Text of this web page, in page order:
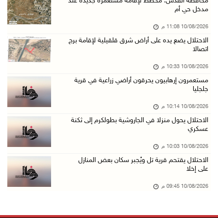
مستعمرون إرهابيون يواصلون حصار منزل في بلدة ق ...
10/آب/2026 07:45 م
مرضى يعودون لغزة بعد رحلة علاج بالضفة
10/آب/2026 07:22 م
مستعمرون إرهابيون يجرفون أراضي في سالم شرق نا ...
حمزة يبصر النور بعد استشهاد والدته
مستعمرون إرهابيون يعتدون على مواطنين وممتلكات ...
مدخل حي أم
10/08/2026 11:08 م
الاحتلال يضع يده على أراض شرق قلقيلية لإقامة برج
اتصالا
10/08/2026 10:33 م
مستعمرون إرهابيون يحرقون أراضي زراعية في قرية
جلجليا
10/08/2026 10:14 م
الاحتلال يحول منزلا في الجاروشية بطولكرم إلى ثكنة
عسكري
10/08/2026 10:03 م
الاحتلال يقتحم قرية تل ويُجبر سكان بعض المنازل
على إخلا
10/08/2026 09:45 م